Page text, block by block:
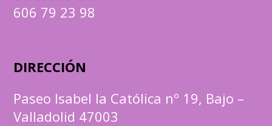
606 79 23 98
DIRECCIÓN
Paseo Isabel la Católica nº 19, Bajo –
Valladolid 47003